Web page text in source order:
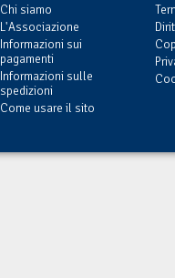
Chi siamo
L'Associazione
Informazioni sui
pagamenti
Informazioni sulle
spedizioni
Come usare il sito